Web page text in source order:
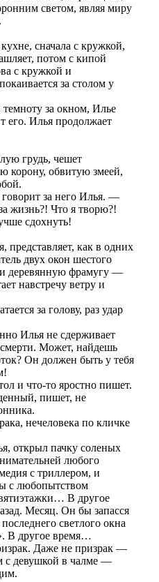
светом, являя миру
сначала с кружкой,
потом с кипой
с кружкой и
за столом у
за окном, Илье
его. Илья продолжает
грудь, чешет
корону, обвитую змеей,
за него Илья. —
жизнь?! Что я творю?!
сдохнуть!
как в одних
двух окон шестого
деревянную фрамугу —
навстречу ветру и
за голову, раз удар
Илья не сдерживает
Может, найдешь
Он должен быть у тебя
и что-то яростно пишет.
пишет, не
нечеловека по кличке
открыл пачку соленых
любого
с триллером, и
с любопытством
В другое
Месяц. Он бы запасся
светлого окна
В другое время…
Даже не призрак —
с девушкой в чалме —